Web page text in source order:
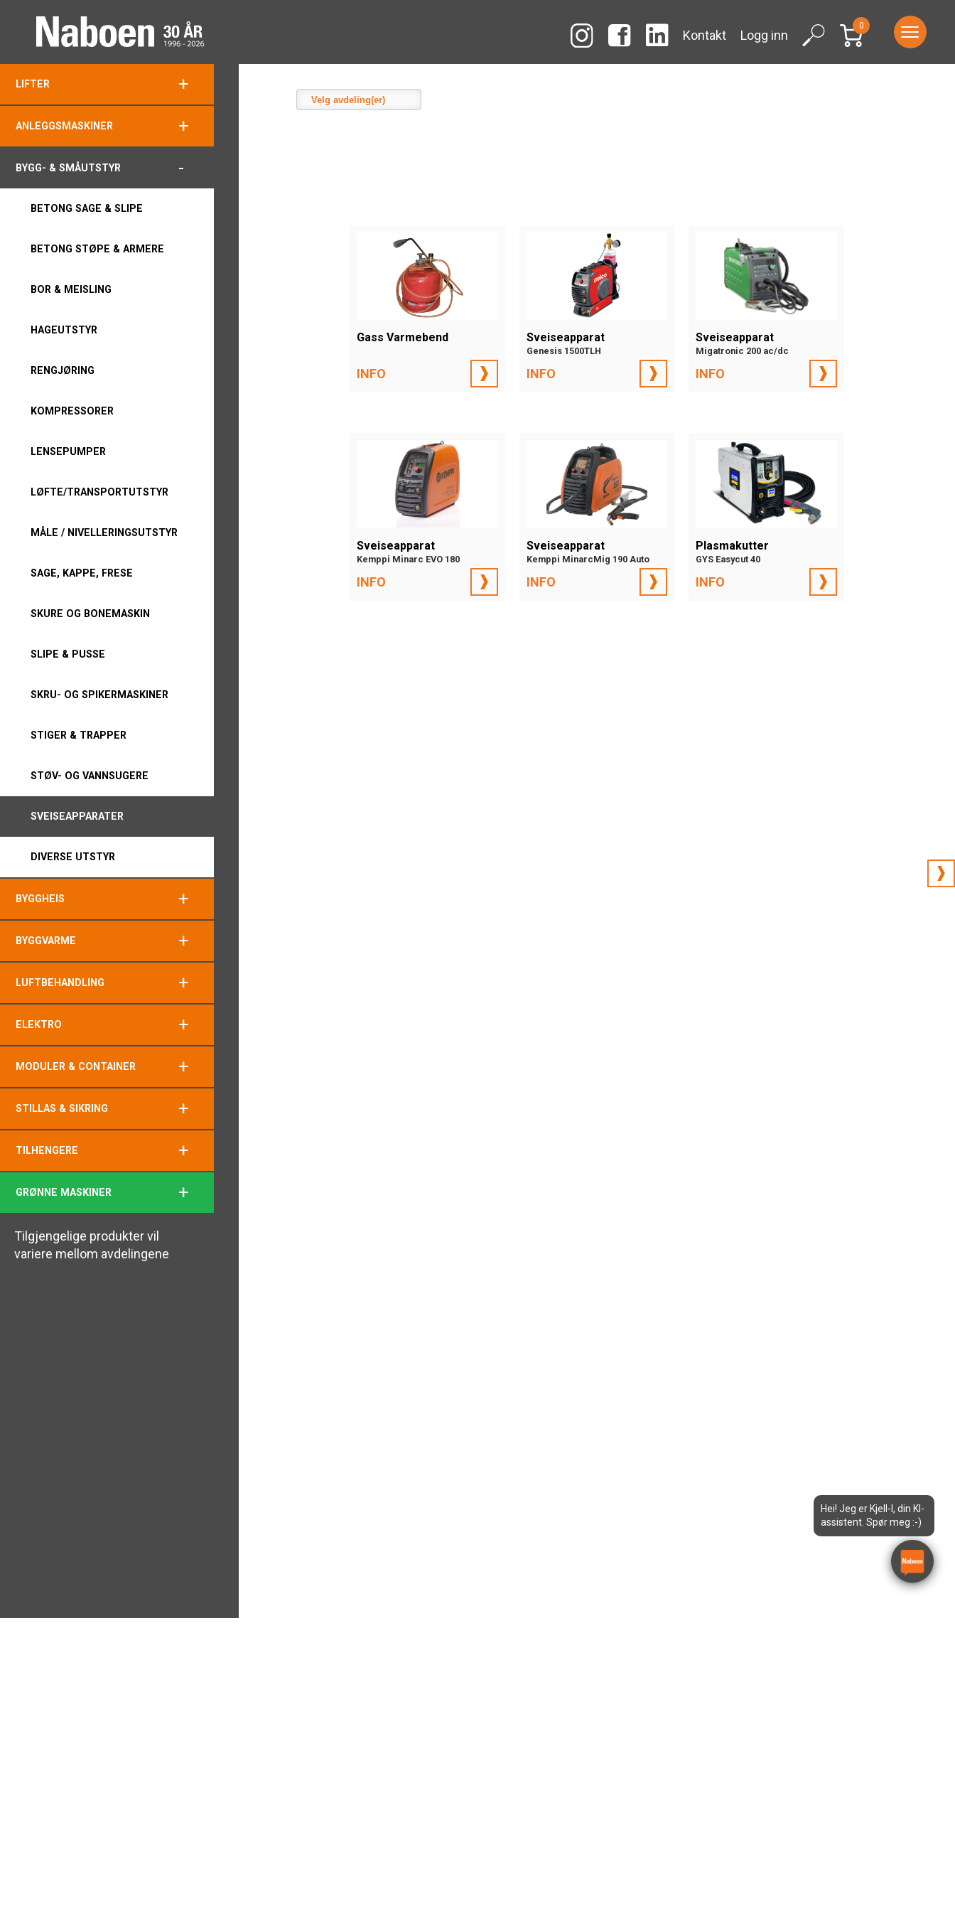
InstagramFacebookLinkedIn
Kontakt Logg inn Search
0
LIFTER +
ANLEGGSMASKINER +
BYGG- & SMÅUTSTYR -
BETONG SAGE & SLIPE
BETONG STØPE & ARMERE
BOR & MEISLING
HAGEUTSTYR
RENGJØRING
KOMPRESSORER
LENSEPUMPER
LØFTE/TRANSPORTUTSTYR
MÅLE / NIVELLERINGSUTSTYR
SAGE, KAPPE, FRESE
SKURE OG BONEMASKIN
SLIPE & PUSSE
SKRU- OG SPIKERMASKINER
STIGER & TRAPPER
STØV- OG VANNSUGERE
SVEISEAPPARATER
DIVERSE UTSTYR
BYGGHEIS +
BYGGVARME +
LUFTBEHANDLING +
ELEKTRO +
MODULER & CONTAINER +
STILLAS & SIKRING +
TILHENGERE +
GRØNNE MASKINER +
Tilgjengelige produkter vil
variere mellom avdelingene
Velg avdeling(er)
Gass Varmebend
INFO
Sveiseapparat
Genesis 1500TLH
INFO
Sveiseapparat
Migatronic 200 ac/dc
INFO
Sveiseapparat
Kemppi Minarc EVO 180
INFO
Sveiseapparat
Kemppi MinarcMig 190 Auto
INFO
Plasmakutter
GYS Easycut 40
INFO
Hei! Jeg er Kjell-I, din KI-
assistent. Spør meg :-)